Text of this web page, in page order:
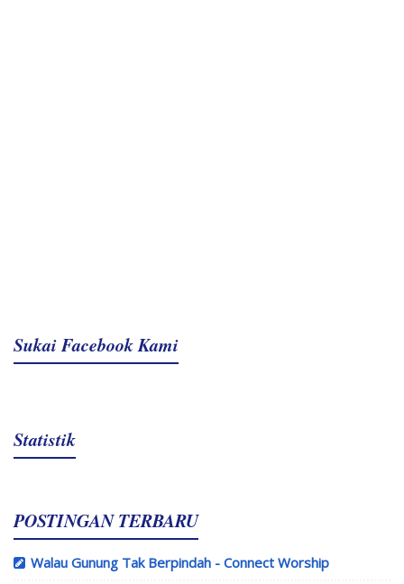
Sukai Facebook Kami
Statistik
POSTINGAN TERBARU
Walau Gunung Tak Berpindah - Connect Worship